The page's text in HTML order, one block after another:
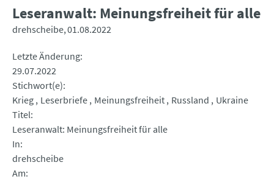
Leseranwalt: Meinungsfreiheit für alle
drehscheibe 01.08.2022
Letzte Änderung
29.07.2022
Stichwort(e)
Krieg Leserbriefe Meinungsfreiheit Russland
Ukraine
Titel
Leseranwalt: Meinungsfreiheit für alle
In
drehscheibe
Am